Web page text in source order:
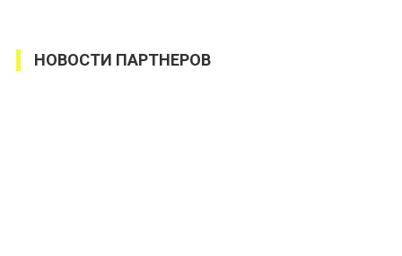
НОВОСТИ ПАРТНЕРОВ